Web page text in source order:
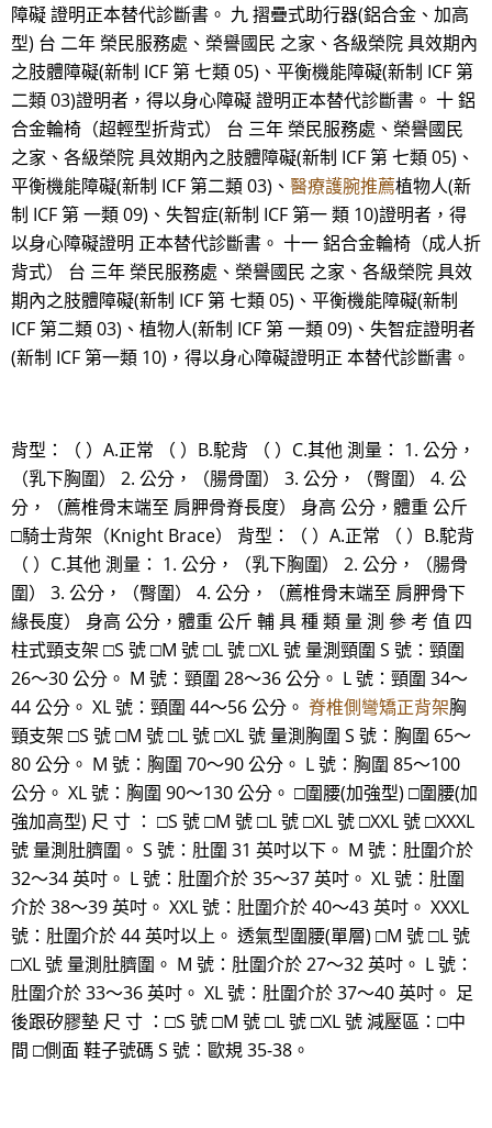
障礙 證明正本替代診斷書。 九 摺疊式助行器(鋁合金、加高
型) 台 二年 榮民服務處、榮譽國民 之家、各級榮院 具效期內
之肢體障礙(新制 ICF 第 七類 05)、平衡機能障礙(新制 ICF 第
二類 03)證明者，得以身心障礙 證明正本替代診斷書。 十 鋁
合金輪椅（超輕型折背式） 台 三年 榮民服務處、榮譽國民
之家、各級榮院 具效期內之肢體障礙(新制 ICF 第 七類 05)、
平衡機能障礙(新制 ICF 第二類 03)、 醫療護腕推薦植物人(新
制 ICF 第 一類 09)、失智症(新制 ICF 第一 類 10)證明者，得
以身心障礙證明 正本替代診斷書。 十一 鋁合金輪椅（成人折
背式） 台 三年 榮民服務處、榮譽國民 之家、各級榮院 具效
期內之肢體障礙(新制 ICF 第 七類 05)、平衡機能障礙(新制
ICF 第二類 03)、植物人(新制 ICF 第 一類 09)、失智症證明者
(新制 ICF 第一類 10)，得以身心障礙證明正 本替代診斷書。
背型：（ ）A.正常 （ ）B.駝背 （ ）C.其他 測量： 1. 公分，
（乳下胸圍） 2. 公分，（腸骨圍） 3. 公分，（臀圍） 4. 公
分，（薦椎骨末端至 肩胛骨脊長度） 身高 公分，體重 公斤
□騎士背架（Knight Brace） 背型：（ ）A.正常 （ ）B.駝背
（ ）C.其他 測量： 1. 公分，（乳下胸圍） 2. 公分，（腸骨
圍） 3. 公分，（臀圍） 4. 公分，（薦椎骨末端至 肩胛骨下
緣長度） 身高 公分，體重 公斤 輔 具 種 類 量 測 參 考 值 四
柱式頸支架 □S 號 □M 號 □L 號 □XL 號 量測頸圍 S 號：頸圍
26～30 公分。 M 號：頸圍 28～36 公分。 L 號：頸圍 34～
44 公分。 XL 號：頸圍 44～56 公分。 脊椎側彎矯正背架胸
頸支架 □S 號 □M 號 □L 號 □XL 號 量測胸圍 S 號：胸圍 65～
80 公分。 M 號：胸圍 70～90 公分。 L 號：胸圍 85～100
公分。 XL 號：胸圍 90～130 公分。 □圍腰(加強型) □圍腰(加
強加高型) 尺 寸 ： □S 號 □M 號 □L 號 □XL 號 □XXL 號 □XXXL
號 量測肚臍圍。 S 號：肚圍 31 英吋以下。 M 號：肚圍介於
32～34 英吋。 L 號：肚圍介於 35～37 英吋。 XL 號：肚圍
介於 38～39 英吋。 XXL 號：肚圍介於 40～43 英吋。 XXXL
號：肚圍介於 44 英吋以上。 透氣型圍腰(單層) □M 號 □L 號
□XL 號 量測肚臍圍。 M 號：肚圍介於 27～32 英吋。 L 號：
肚圍介於 33～36 英吋。 XL 號：肚圍介於 37～40 英吋。 足
後跟矽膠墊 尺 寸 ：□S 號 □M 號 □L 號 □XL 號 減壓區：□中
間 □側面 鞋子號碼 S 號：歐規 35-38。